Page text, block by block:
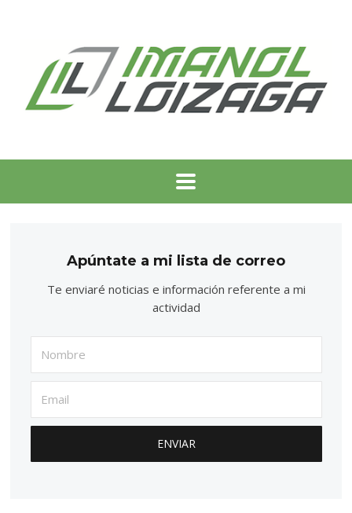
Apúntate a mi lista de correo
Te enviaré noticias e información referente a mi
actividad